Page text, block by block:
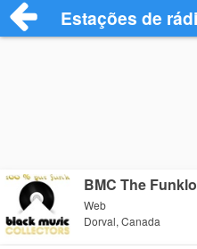
Estações de
BMC The
Web
Dorval, Canada